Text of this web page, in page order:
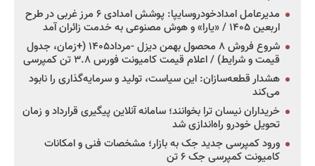
مدیرعامل امدادخودروسایپا: پوشش امدادی ۶ مرز غربی در طرح
اربعین ۱۴۰۵ / «یارا» و هوش مصنوعی به خدمت زائران آمد
شروع فروش ۸ محصول بهمن دیزل -مرداد۱۴۰۵ (+زمان، جدول
قیمت و شرایط) / اعلام قیمت کامیونت فورس ۳.۸ تن کمپرسی
هشدار قطعه‌سازان: این سیاست، تولید و سرمایه‌گذاری را نابود
می‌کند
خریداران نیسان ترا بخوانند؛ سامانه آنلاین پیگیری قرارداد و زمان
تحویل خودرو راه‌اندازی شد
ورود کمپرسی جدید جک به بازار؛ مشخصات فنی و امکانات
کامیونت کمپرسی جک ۶ تن